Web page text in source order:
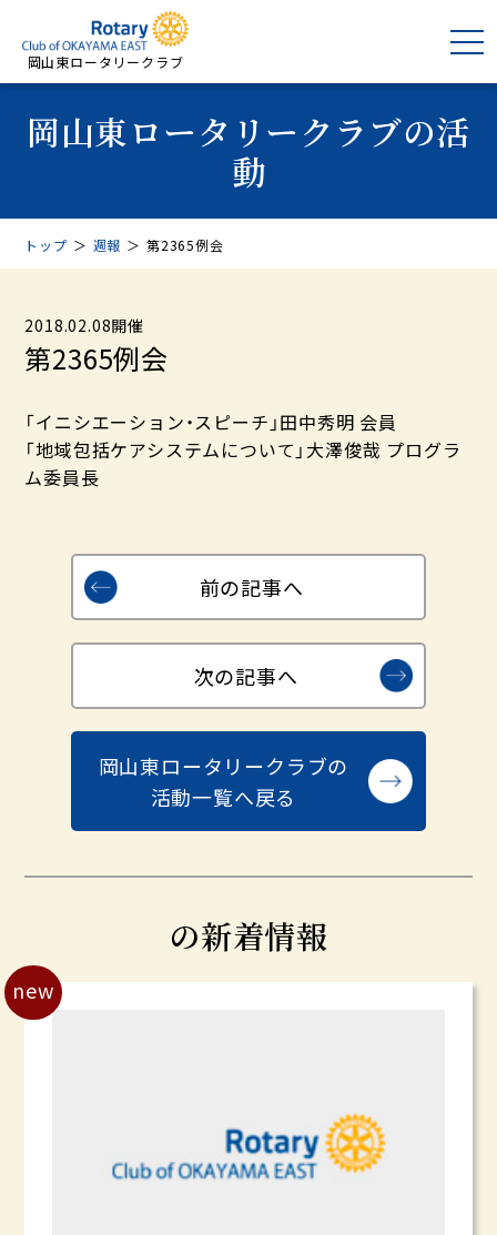
岡山東ロータリークラブ
岡山東ロータリークラブの活
動
トップ ＞ 週報 ＞ 第2365例会
2018.02.08開催
第2365例会
「イニシエーション・スピーチ」田中秀明 会員
「地域包括ケアシステムについて」大澤俊哉 プログラ
ム委員長
前の記事へ
岡山東ロータリークラブの
活動一覧へ戻る
次の記事へ
の新着情報
new